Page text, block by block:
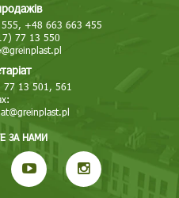
+48 663 663 455
77 13 550
13 501, 561
ЗА НАМИ